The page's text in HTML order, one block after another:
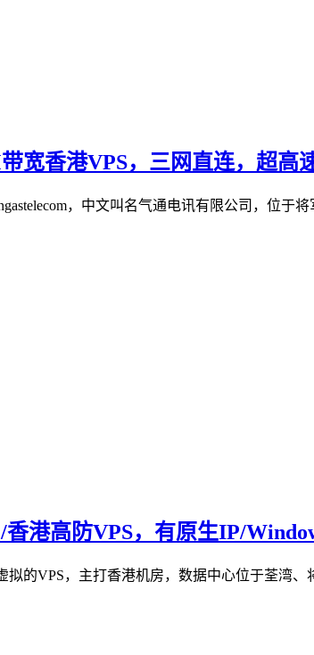
宽香港VPS，三网直连，超高
，中文叫名气通电讯有限公司，位
港高防VPS，有原生IP/
的VPS，主打香港机房，数据中心位于荃湾